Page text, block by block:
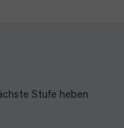
Stufe heben